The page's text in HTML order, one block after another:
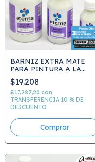
BARNIZ EXTRA MATE
PARA PINTURA A LA
TIZA CHALK PAINT 1 LTS.
ETERNA
$19.208
$17.287,20 con
TRANSFERENCIA 10 % DE
DESCUENTO